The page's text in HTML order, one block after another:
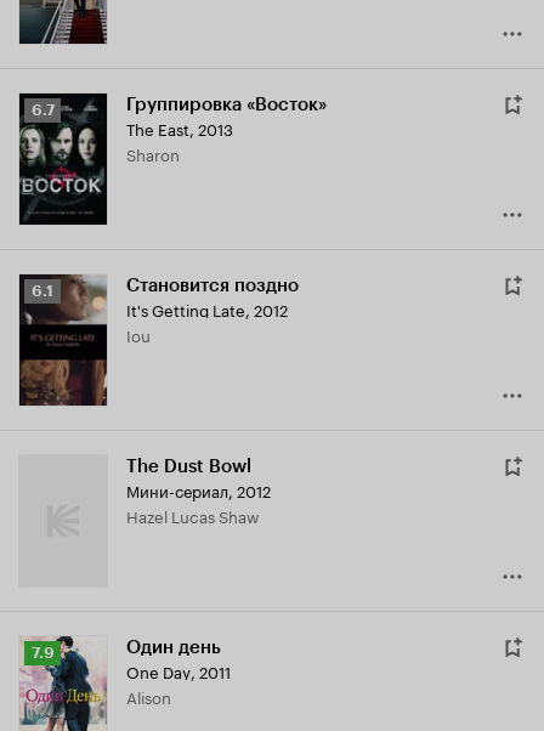
Рейтинг
Кинопоиска
6.7
6.7 Группировка «Восток»
The East, 2013
Sharon
Рейтинг
Кинопоиска
6.1
6.1 Становится поздно
It's Getting Late, 2012
Iou
The Dust Bowl
Мини-сериал, 2012
Hazel Lucas Shaw
Рейтинг
Кинопоиска
7.9
7.9 Один день
One Day, 2011
Alison